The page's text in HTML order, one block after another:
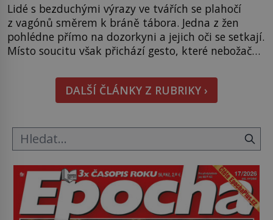
Lidé s bezduchými výrazy ve tvářích se plahočí
z vagónů směrem k bráně tábora. Jedna z žen
pohlédne přímo na dozorkyni a jejich oči se setkají.
Místo soucitu však přichází gesto, které nebožačku
Rudolf Höss (1901–1947), Josef Mengele (1911–
1979) či Heinrich Himmler (1900–1945) zná každý,
o koho se historie jen otřela. Jenže […]
DALŠÍ ČLÁNKY Z RUBRIKY ›